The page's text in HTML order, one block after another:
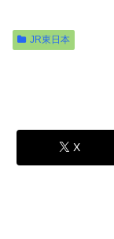
JR東日本
X